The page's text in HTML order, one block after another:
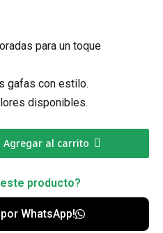
para un toque
gafas con estilo.
disponibles.
Agregar al carrito
producto?
WhatsApp!